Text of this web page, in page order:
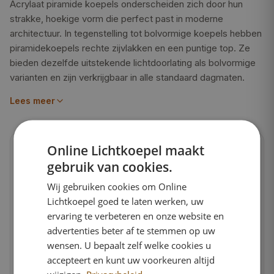
Acrylaat piramide koepels onderscheiden zich door hun
strakke, hoekige vorm die perfect past in moderne
architectuur. In tegenstelling tot bolvormige koepels hebben
piramidekoepels rechte zijvlakken en een puntige top. Ze
bieden dezelfde uitstekende lichtdoorlating als bolvormige
varianten en zijn verkrijgbaar in alle standaard dagmaten.
Lees meer
POPULAIRE DAGMATEN
Lichtkoepel40×40 cm
Lichtkoepel50×50 cm
Lichtkoepel60×60 cm
Lichtkoepel 80×80 cm
Lichtkoepel100×100 cm
Lichtkoepel 120×120 cm
Lichtkoepel60×120 cm
Online Lichtkoepel maakt
gebruik van cookies.
Wij gebruiken cookies om Online
Lichtkoepel goed te laten werken, uw
ervaring te verbeteren en onze website en
advertenties beter af te stemmen op uw
wensen. U bepaalt zelf welke cookies u
accepteert en kunt uw voorkeuren altijd